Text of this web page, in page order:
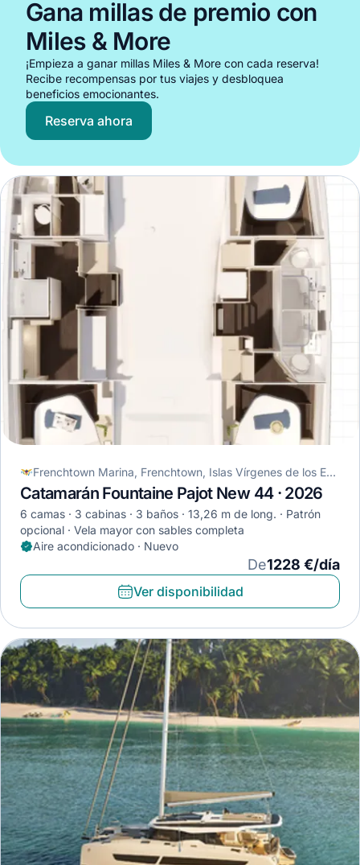
Gana millas de premio con
Miles & More
¡Empieza a ganar millas Miles & More con cada reserva!
Recibe recompensas por tus viajes y desbloquea
beneficios emocionantes.
Reserva ahora
Frenchtown Marina, Frenchtown, Islas Vírgenes de los Estados Unidos
Catamarán Fountaine Pajot New 44 · 2026
6 camas 3 cabinas 3 baños 13,26 m de long.
Patrón
opcional
Vela mayor con sables completa
Aire acondicionado · Nuevo
De1228 €/día
Ver disponibilidad